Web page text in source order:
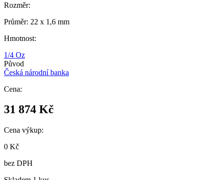
Rozměr:
Průměr: 22 x 1,6 mm
Hmotnost:
1/4 Oz
Původ
Česká národní banka
Cena:
31 874 Kč
Cena výkup:
0 Kč
bez DPH